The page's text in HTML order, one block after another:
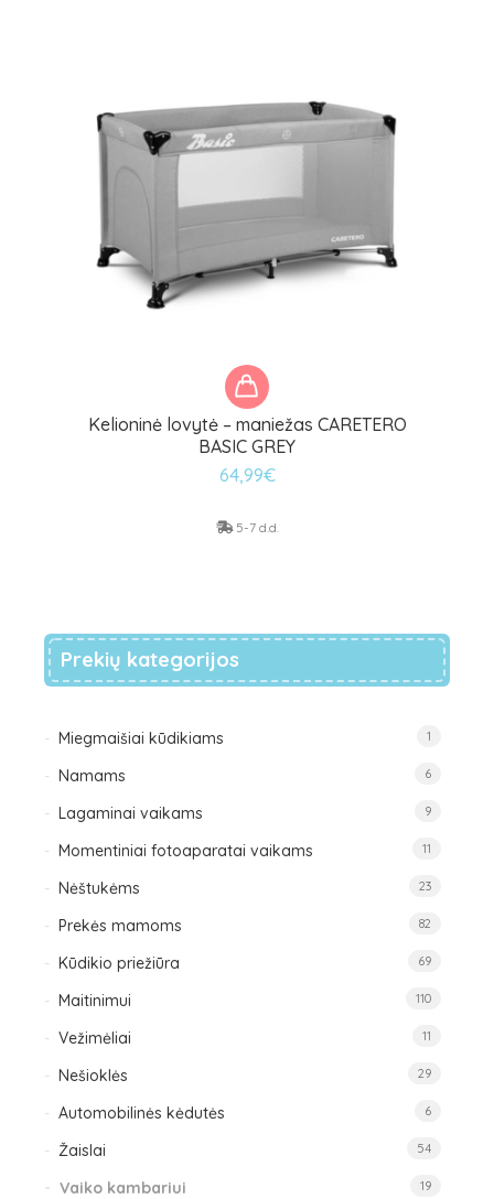
Kelioninė lovytė – maniežas CARETERO
BASIC GREY
64,99€
5-7 d.d.
Prekių kategorijos
Miegmaišiai kūdikiams 1
Namams 6
Lagaminai vaikams 9
Momentiniai fotoaparatai vaikams 11
Nėštukėms 23
Prekės mamoms 82
Kūdikio priežiūra 69
Maitinimui 110
Vežimėliai 11
Nešioklės 29
Automobilinės kėdutės 6
Žaislai 54
Vaiko kambariui 19